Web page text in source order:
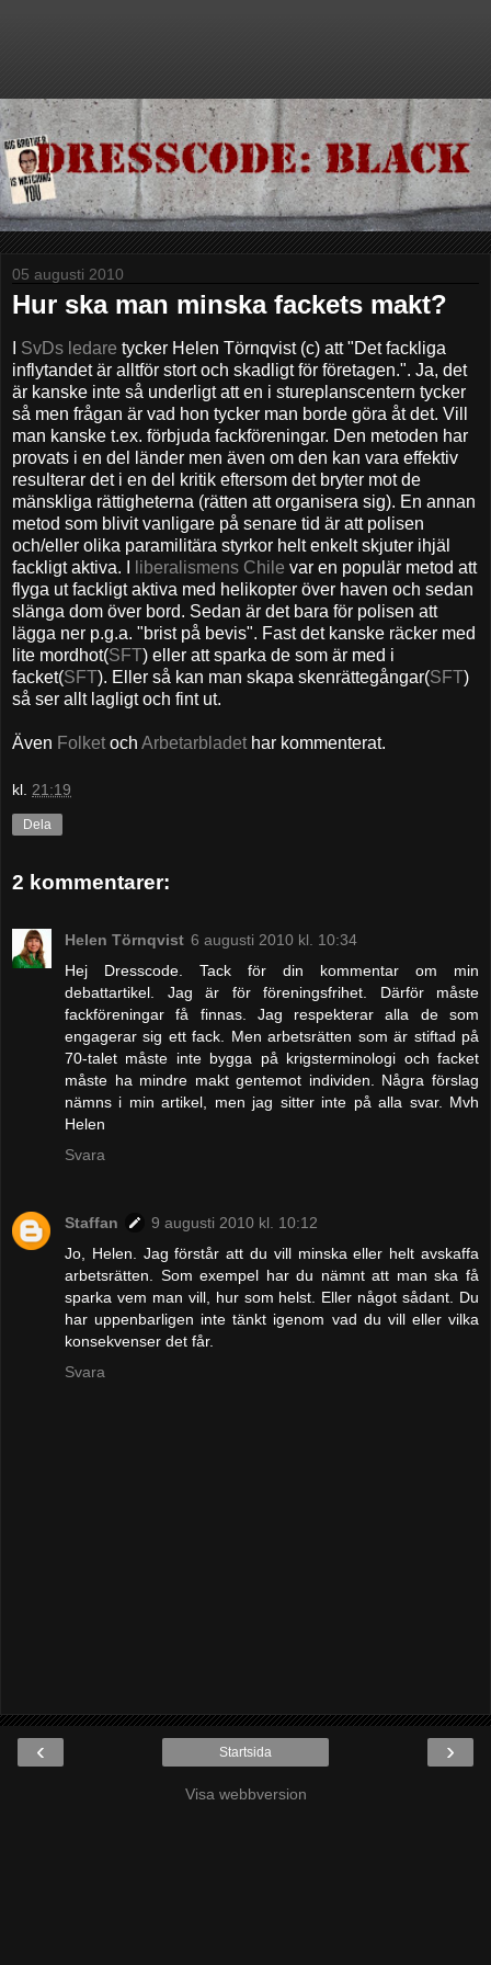
05 augusti 2010
Hur ska man minska fackets makt?
SvDs ledare tycker Helen Törnqvist (c) att "Det fackliga
inflytandet är alltför stort och skadligt för företagen.". Ja, det
är kanske inte så underligt att en i stureplanscentern tycker
så men frågan är vad hon tycker man borde göra åt det. Vill
man kanske t.ex. förbjuda fackföreningar. Den metoden har
provats i en del länder men även om den kan vara effektiv
resulterar det i en del kritik eftersom det bryter mot de
mänskliga rättigheterna (rätten att organisera sig). En annan
metod som blivit vanligare på senare tid är att polisen
och/eller olika paramilitära styrkor helt enkelt skjuter ihjäl
fackligt aktiva. I
liberalismens Chile var en populär metod att
flyga ut fackligt aktiva med helikopter över haven och sedan
slänga dom över bord. Sedan är det bara för polisen att
lägga ner p.g.a. "brist på bevis". Fast det kanske räcker med
lite mordhot(SFT) eller att sparka de som är med i
facket(SFT). Eller så kan man skapa skenrättegångar(SFT)
så ser allt lagligt och fint ut.
Även Folket och Arbetarbladet har kommenterat.
kl. 21:19
Dela
2 kommentarer:
Helen Törnqvist 6 augusti 2010 kl. 10:34
Hej Dresscode. Tack för din kommentar om min
debattartikel. Jag är för föreningsfrihet. Därför måste
fackföreningar få finnas. Jag respekterar alla de som
engagerar sig ett fack. Men arbetsrätten som är stiftad på
70-talet måste inte bygga på krigsterminologi och facket
måste ha mindre makt gentemot individen. Några förslag
nämns i min artikel, men jag sitter inte på alla svar. Mvh
Helen
Svara
Staffan
9 augusti 2010 kl. 10:12
Jo, Helen. Jag förstår att du vill minska eller helt avskaffa
arbetsrätten. Som exempel har du nämnt att man ska få
sparka vem man vill, hur som helst. Eller något sådant. Du
har uppenbarligen inte tänkt igenom vad du vill eller vilka
konsekvenser det får.
Svara
‹ ›
Startsida
Visa webbversion